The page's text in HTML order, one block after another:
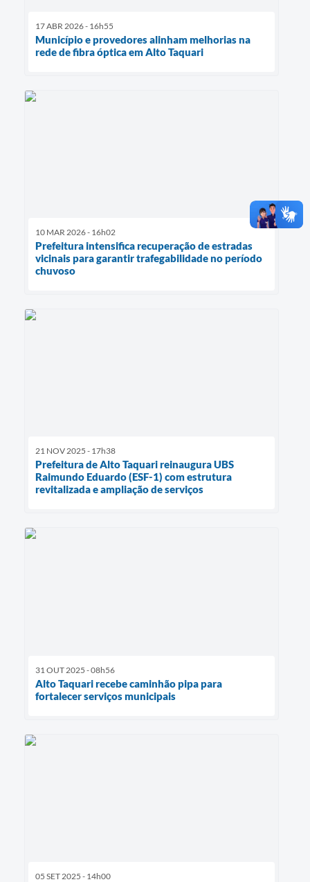
17 ABR 2026 - 16h55
Município e provedores alinham melhorias na
rede de fibra óptica em Alto Taquari
10 MAR 2026 - 16h02
Prefeitura intensifica recuperação de estradas
vicinais para garantir trafegabilidade no período
chuvoso
21 NOV 2025 - 17h38
Prefeitura de Alto Taquari reinaugura UBS
Raimundo Eduardo (ESF-1) com estrutura
revitalizada e ampliação de serviços
31 OUT 2025 - 08h56
Alto Taquari recebe caminhão pipa para
fortalecer serviços municipais
05 SET 2025 - 14h00